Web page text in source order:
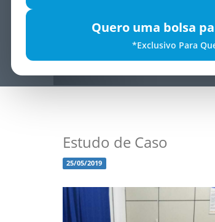
Quero uma bolsa
*Exclusivo Para
Estudo de Caso
25/05/2019